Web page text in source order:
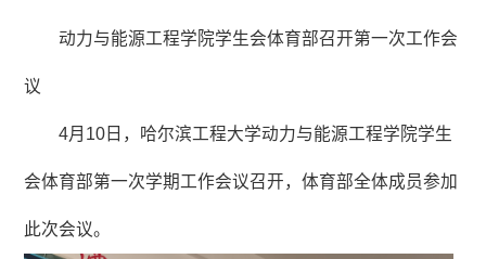
动力与能源工程学院学生会体育部召开第一次工作会
议
4月10日，哈尔滨工程大学动力与能源工程学院学生
会体育部第一次学期工作会议召开，体育部全体成员参加
此次会议。